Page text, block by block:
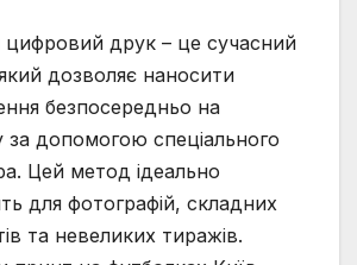
друк – це сучасний
дозволяє наносити
безпосередньо на
за допомогою спеціального
Цей метод ідеально
для фотографій, складних
та невеликих тиражів.